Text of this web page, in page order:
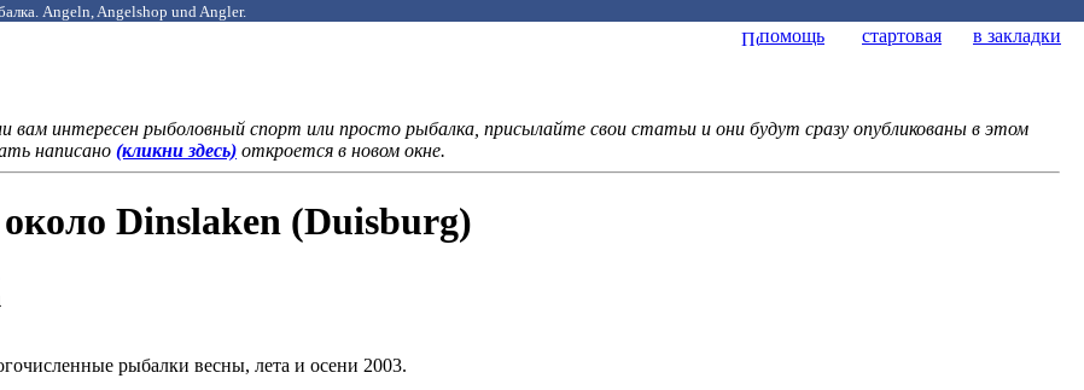
Angeln, Angelshop und Angler.
помощь стартовая
в закладки
интересен рыболовный спорт или просто рыбалка, присылайте свои статьи и они будут сразу опубликованы в этом
написано (кликни здесь) откроется в новом окне.
Dinslaken (Duisburg)
рыбалки весны, лета и осени 2003.